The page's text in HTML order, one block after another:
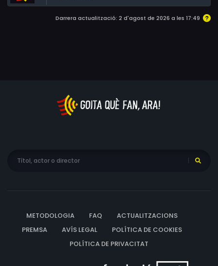
Darrera actualització: 2 d'agost de 2026 a les 17:49
METODOLOGIA FAQ
ACTUALITZACIONS
PREMSA
AVÍS LEGAL
POLÍTICA DE COOKIES
POLÍTICA DE PRIVACITAT